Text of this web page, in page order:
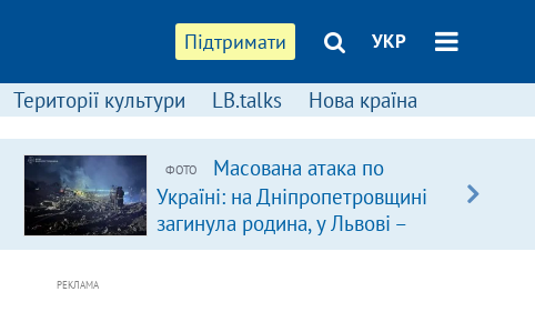
Підтримати УКР
Території культури LB.talks Нова країна
ФОТО
Масована атака по
Україні: на Дніпропетровщині
загинула родина, у Львові –
удар по багатоповерхівках
РЕКЛАМА